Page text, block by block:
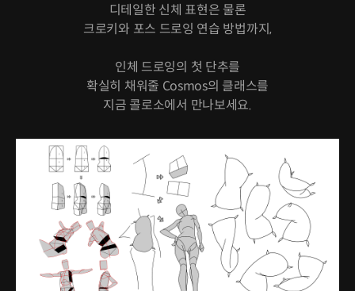
디테일한 신체 표현은 물론
크로키와 포스 드로잉 연습 방법까지,
인체 드로잉의 첫 단추를
확실히 채워줄 Cosmos의 클래스를
지금 콜로소에서 만나보세요.